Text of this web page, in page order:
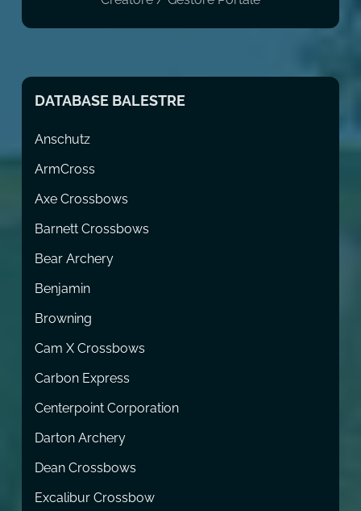
DATABASE BALESTRE
Anschutz
ArmCross
Axe Crossbows
Barnett Crossbows
Bear Archery
Benjamin
Browning
Cam X Crossbows
Carbon Express
Centerpoint Corporation
Darton Archery
Dean Crossbows
Excalibur Crossbow